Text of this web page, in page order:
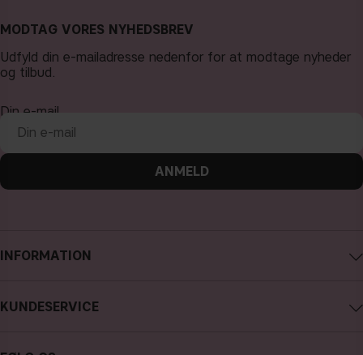
INFORMATION
KUNDESERVICE
MODTAG VORES NYHEDSBREV
Udfyld din e-mailadresse nedenfor for at modtage nyheder
og tilbud.
Din e-mail
ANMELD